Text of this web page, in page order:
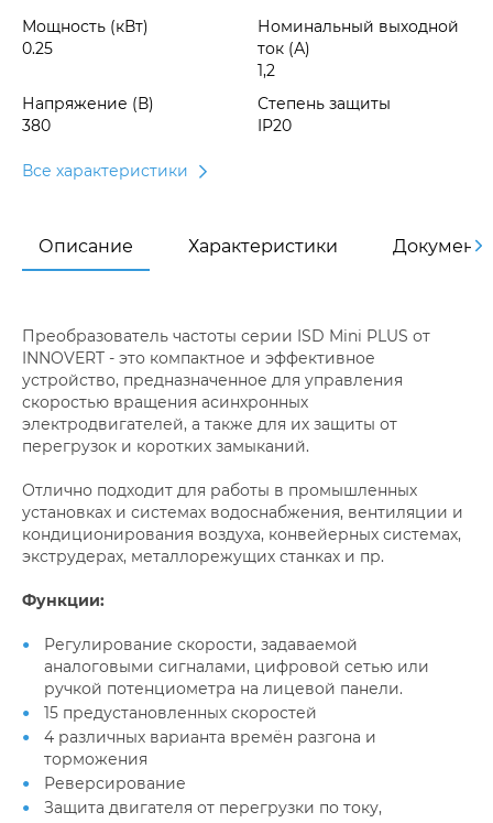
Мощность (кВт)
0.25
Номинальный выходной
ток (А)
1,2
Напряжение (В)
380
Степень защиты
IP20
Все характеристики
Описание Характеристики
Преобразователь частоты серии ISD Mini PLUS от
INNOVERT - это компактное и эффективное
устройство, предназначенное для управления
скоростью вращения асинхронных
электродвигателей, а также для их защиты от
перегрузок и коротких замыканий.
Отлично подходит для работы в промышленных
установках и системах водоснабжения, вентиляции и
кондиционирования воздуха, конвейерных системах,
экструдерах, металлорежущих станках и пр.
Функции:
Регулирование скорости, задаваемой
аналоговыми сигналами, цифровой сетью или
ручкой потенциометра на лицевой панели.
15 предустановленных скоростей
4 различных варианта времён разгона и
торможения
Реверсирование
Защита двигателя от перегрузки по току,